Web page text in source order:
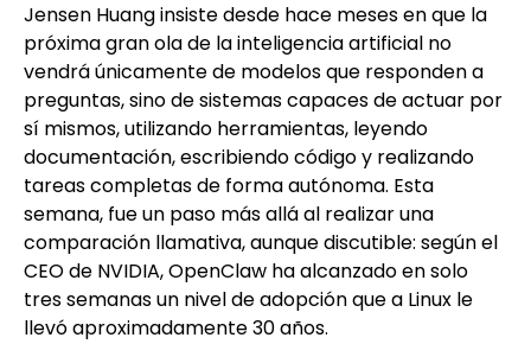
Jensen Huang insiste desde hace meses en que la
próxima gran ola de la inteligencia artificial no
vendrá únicamente de modelos que responden a
preguntas, sino de sistemas capaces de actuar por
sí mismos, utilizando herramientas, leyendo
documentación, escribiendo código y realizando
tareas completas de forma autónoma. Esta
semana, fue un paso más allá al realizar una
comparación llamativa, aunque discutible: según el
CEO de NVIDIA, OpenClaw ha alcanzado en solo
tres semanas un nivel de adopción que a Linux le
llevó aproximadamente 30 años.